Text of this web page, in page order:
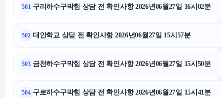
501 구리하수구막힘 상담 전 확인사항 2026년06월27일 16시02분
502 대안학교 상담 전 확인사항 2026년06월27일 15시57분
503 금천하수구막힘 상담 전 확인사항 2026년06월27일 15시50분
504 구로하수구막힘 상담 전 확인사항 2026년06월27일 15시41분